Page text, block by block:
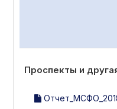
Проспекты и